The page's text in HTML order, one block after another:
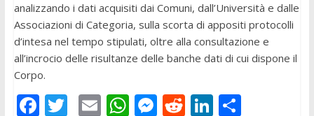
analizzando i dati acquisiti dai Comuni, dall’Università e dalle
Associazioni di Categoria, sulla scorta di appositi protocolli
d’intesa nel tempo stipulati, oltre alla consultazione e
all’incrocio delle risultanze delle banche dati di cui dispone il
Corpo.
F T E W M R Li C